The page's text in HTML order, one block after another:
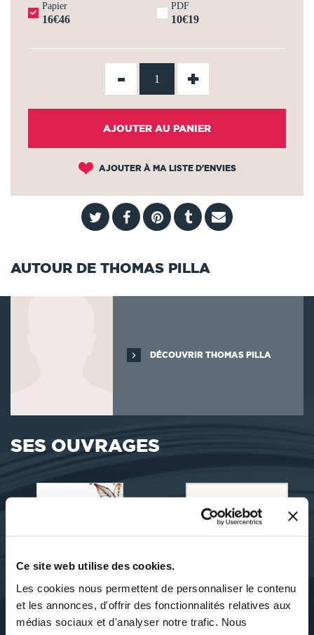
Ce site web utilise des cookies.
Les cookies nous permettent de personnaliser le contenu
et les annonces, d'offrir des fonctionnalités relatives aux
médias sociaux et d'analyser notre trafic. Nous
Papier
16€46
PDF
10€19
- +
AJOUTER AU PANIER
AJOUTER À MA LISTE D'ENVIES
AUTOUR DE THOMAS PILLA
DÉCOUVRIR THOMAS PILLA
SES OUVRAGES